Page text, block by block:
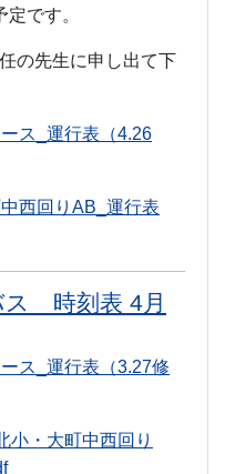
です。
の先生に申し出て下
ス_運行表（4.26
西回りAB_運行表
ス 時刻表 4月
ス_運行表（3.27修
小・大町中西回り